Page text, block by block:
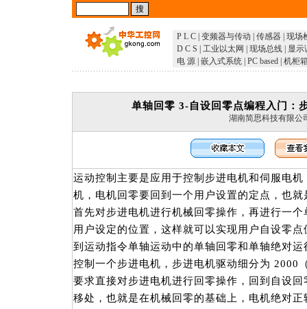
P L C 变频器与传动 传感器 现场
D C S
工业以太网 现场总线
显示
电 源 嵌入式系统 PC based 机柜
单轴回零 3-自设回零点编程入门：
湖南简思科技有限公
运动控制主要是应用于控制步进电机和伺服电
机，电机回零要回到一个用户设置的定点，也
首先对步进电机进行机械回零操作，再进行一
用户设定的位置，这样就可以实现用户自设零
到运动指令单轴运动中的单轴回零和单轴绝对
控制一个步进电机，步进电机驱动细分为 2000
要求直接对步进电机进行回零操作，回到自设
移处，也就是在机械回零的基础上，电机绝对